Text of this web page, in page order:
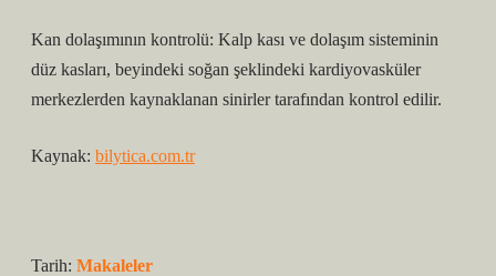
Kan dolaşımının kontrolü: Kalp kası ve dolaşım sisteminin
düz kasları, beyindeki soğan şeklindeki kardiyovasküler
merkezlerden kaynaklanan sinirler tarafından kontrol edilir.
Kaynak: bilytica.com.tr
Tarih: Makaleler